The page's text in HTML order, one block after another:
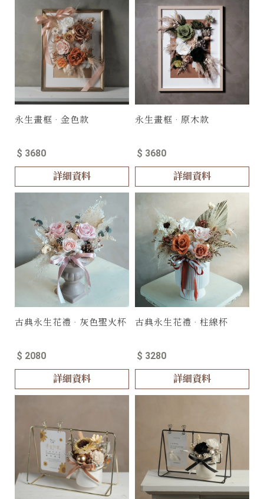
永生畫框 · 金色款
$ 3680
詳細資料
永生畫框 · 原木款
$ 3680
詳細資料
古典永生花禮 · 灰色聖火杯
$ 2080
詳細資料
古典永生花禮 · 柱線杯
$ 3280
詳細資料